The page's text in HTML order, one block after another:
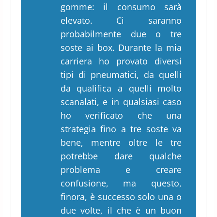
gomme: il consumo sarà
elevato. Ci saranno
probabilmente due o tre
soste ai box. Durante la mia
carriera ho provato diversi
tipi di pneumatici, da quelli
da qualifica a quelli molto
scanalati, e in qualsiasi caso
ho verificato che una
strategia fino a tre soste va
bene, mentre oltre le tre
potrebbe dare qualche
problema e creare
confusione, ma questo,
finora, è successo solo una o
due volte, il che è un buon